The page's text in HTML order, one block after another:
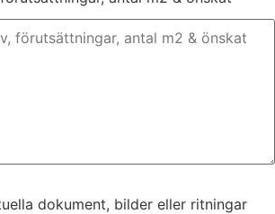
dokument, bilder eller ritningar